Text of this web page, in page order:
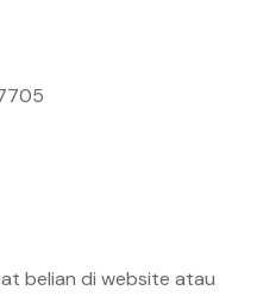
belian di website atau